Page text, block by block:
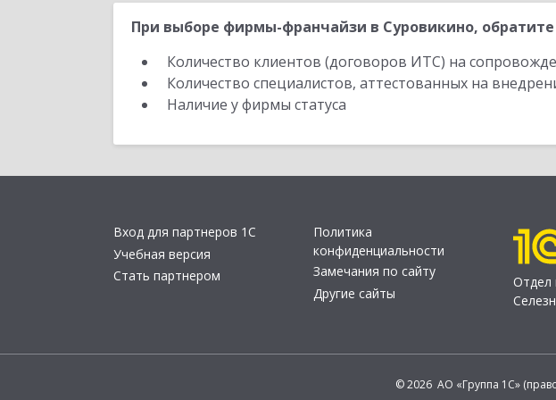
При выборе фирмы-франчайзи в Суровикино,
Количество клиентов (договоров ИТС) на
Количество специалистов, аттестованных на
Наличие у фирмы статуса
Вход для партнеров 1С
Учебная версия
Стать партнером
Политика
конфиденциальности
Замечания по сайту
Другие сайты
Отдел
© 2026 АО «Группа 1С»